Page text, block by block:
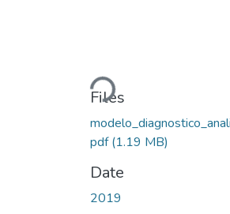
Loading...
Files
pdf(1.19 MB)
Date
2019